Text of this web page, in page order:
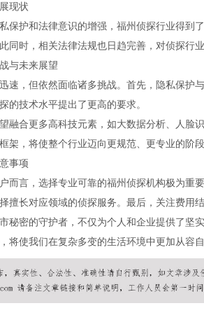
现状
保护和法律意识的增强，福州侦探行业得到
同时，相关法律法规也日趋完善，对侦探行
与未来展望
速，但依然面临诸多挑战。首先，隐私保护
的技术水平提出了更高的要求。
融合更多高科技元素，如大数据分析、人脸
架，将使整个行业迈向更规范、更专业的阶
事项
而言，选择专业可靠的福州侦探机构极为重
擅长对应领域的侦探服务。最后，关注费用
秘密的守护者，不仅为个人和企业提供了坚
将使我们在复杂多变的生活环境中更加从容